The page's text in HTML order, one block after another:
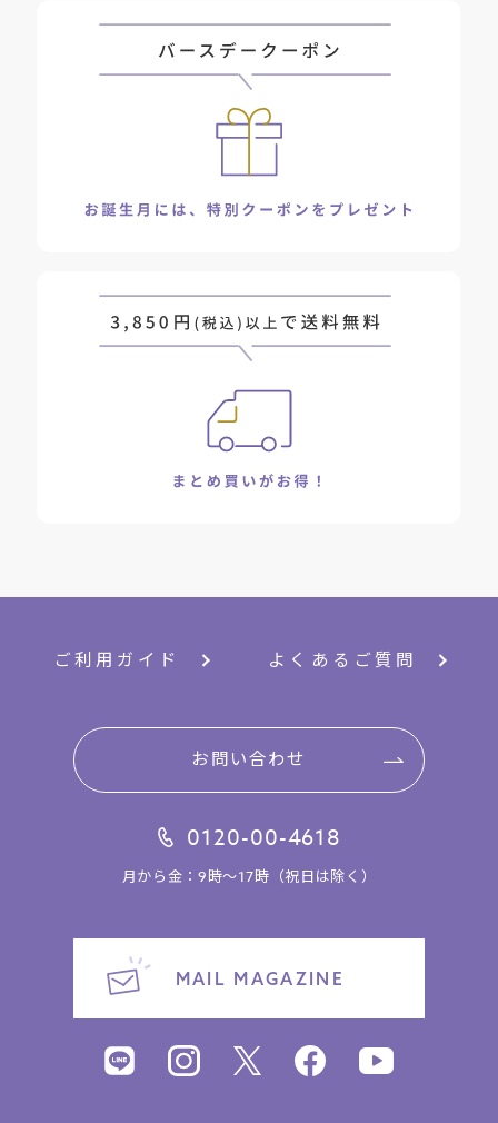
ご利用ガイド よくあるご質問
お問い合わせ
0120-00-4618
月から金：9時～17時（祝日は除く）
MAIL MAGAZINE